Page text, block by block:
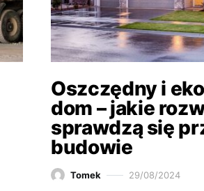
Oszczędny i
dom – jakie
sprawdzą się
budowie
Tomek 29/08/2024